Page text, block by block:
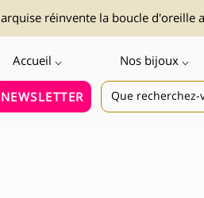
réinvente la boucle d'oreille
Accueil ⌵ Nos bijoux ⌵
NEWSLETTER